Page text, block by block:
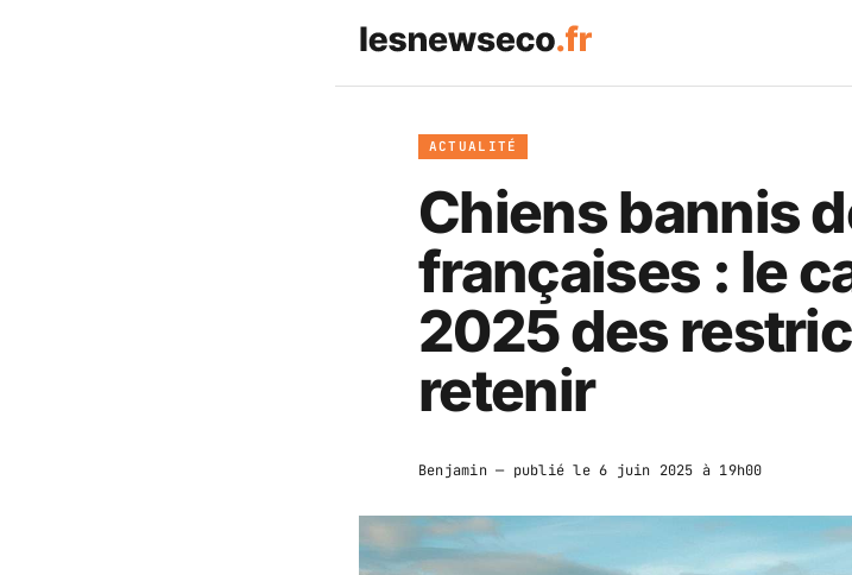
ACTUALITÉ
Chiens bannis
françaises : le
2025 des
retenir
Benjamin— publié le6 juin 2025 à 19h00